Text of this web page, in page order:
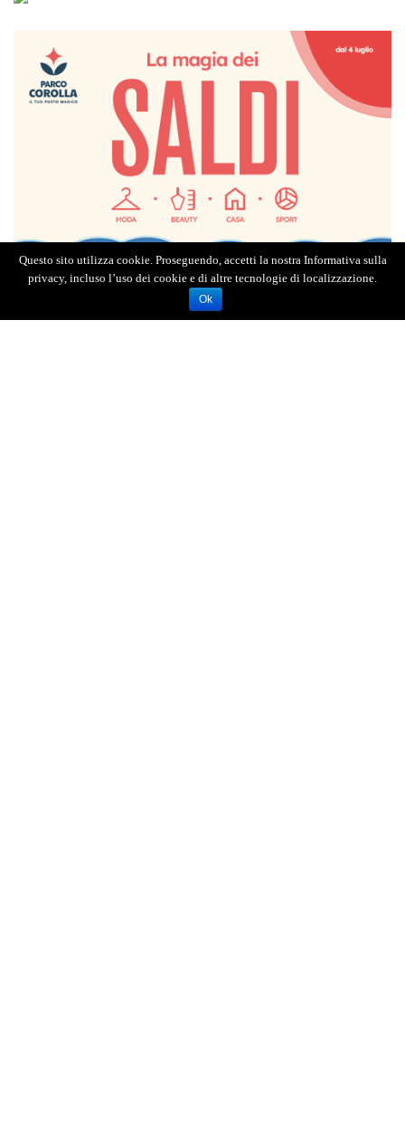
Questo sito utilizza cookie. Proseguendo, accetti la nostra Informativa sulla
privacy, incluso l’uso dei cookie e di altre tecnologie di localizzazione.
Ok